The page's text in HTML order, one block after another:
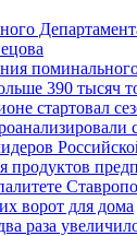
390 тысяч
стартовал
продуктов
ворот для дома
раза